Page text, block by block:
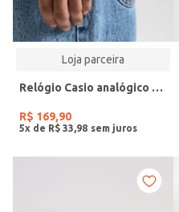
Loja parceira
Relógio Casio analógico MW-240-4BVDF-SC
R$ 169,90
5x de R$ 33 98